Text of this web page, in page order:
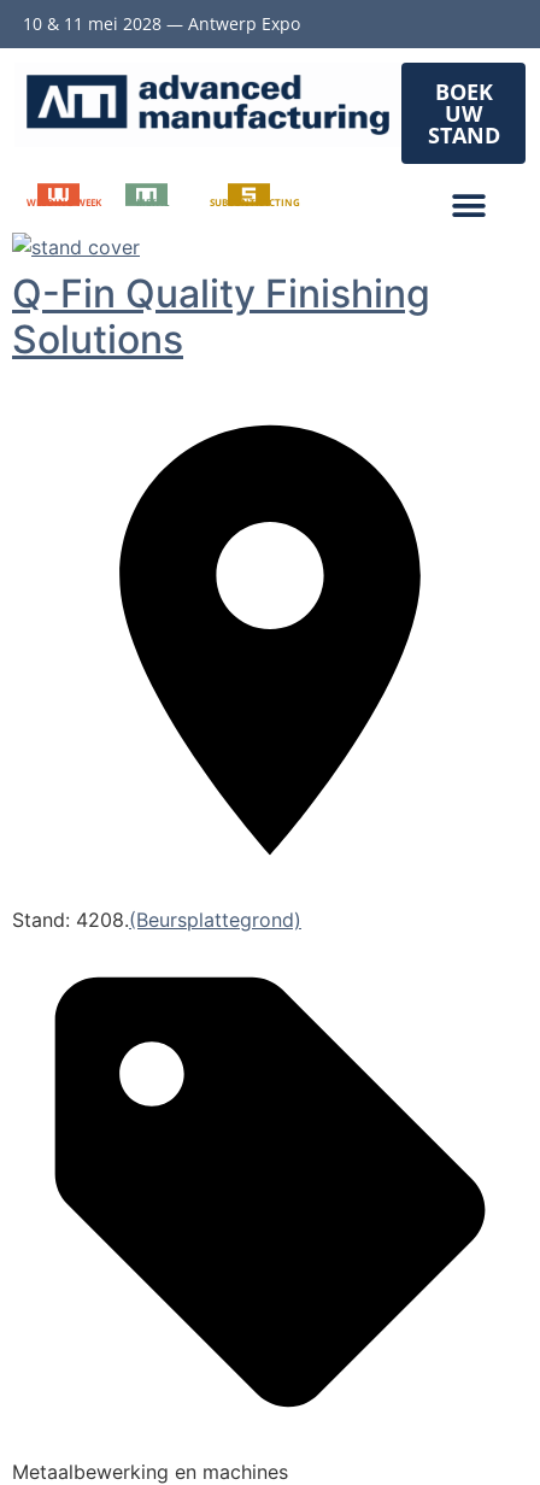
10 & 11 mei 2028 — Antwerp Expo
BOEK
UW
STAND
WELDING WEEK METAL SUBCONTRACTING
Q-Fin Quality Finishing
Solutions
Stand: 4208.(Beursplattegrond)
Metaalbewerking en machines